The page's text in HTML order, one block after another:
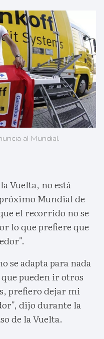
al Mundial.
Vuelta, no está
Mundial de
el recorrido no se
lo que prefiere que
se adapta para nada
pueden ir otros
prefiero dejar mi
dijo durante la
de la Vuelta.